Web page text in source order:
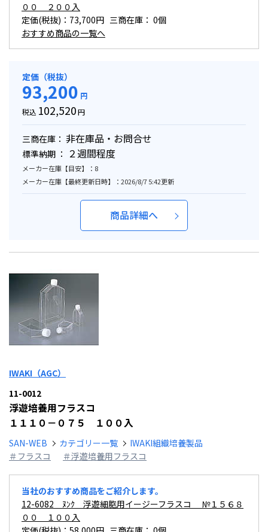
００ ２００入
定価(税抜)：73,700円 三商在庫： 0個
おすすめ商品の一覧へ
定価（税抜）
93,200 円
税込 102,520円
三商在庫： 非在庫品・お問合せ
標準納期 ： ２週間程度
メーカー在庫【目安】：8
メーカー在庫【最終更新日時】：2026/8/7 5:42更新
商品詳細へ
IWAKI（AGC）
11-0012
浮遊培養用フラスコ
１１１０－０７５ １００入
SAN-WEB カテゴリー一覧
IWAKI組織培養製品
＃フラスコ
＃浮遊培養用フラスコ
当社のおすすめ商品をご紹介します。
12-6082 ﾇﾝｸ 浮遊細胞用イージーフラスコ №１５６８
００ １００入